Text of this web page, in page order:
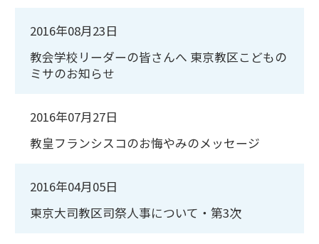
2016年08月23日
教会学校リーダーの皆さんへ 東京教区こどもの
ミサのお知らせ
2016年07月27日
教皇フランシスコのお悔やみのメッセージ
2016年04月05日
東京大司教区司祭人事について・第3次